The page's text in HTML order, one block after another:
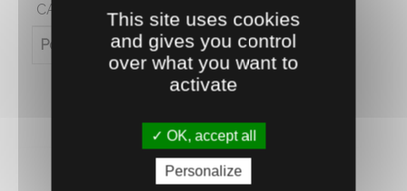
CARACTÉRISTIQUES
Poids (en kg) 1.5
This site uses cookies
and gives you control
over what you want to
activate
OK, accept all
Personalize